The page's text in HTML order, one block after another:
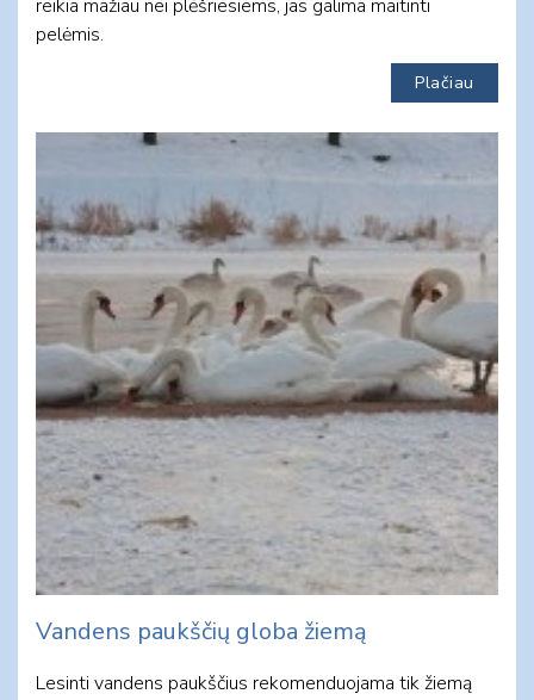
reikia mažiau nei plėšriesiems, jas galima maitinti
pelėmis.
Plačiau
Vandens paukščių globa žiemą
Lesinti vandens paukščius rekomenduojama tik žiemą